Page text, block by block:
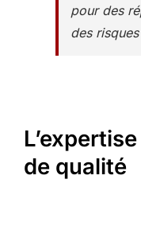
pour des
des
de qualité